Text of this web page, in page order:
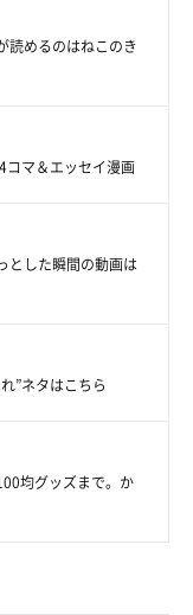
読めるのはねこのき
コマ＆エッセイ漫画
とした瞬間の動画は
”ネタはこちら
均グッズまで。か